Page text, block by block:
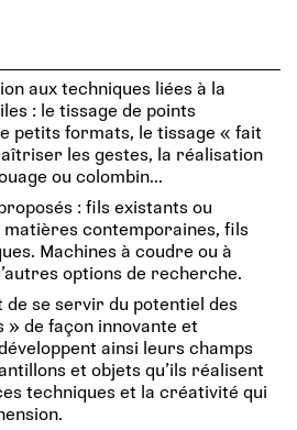
aux techniques liées à la
: le tissage de points
petits formats, le tissage « fait
les gestes, la réalisation
ou colombin...
: fils existants ou
contemporaines, fils
Machines à coudre ou à
options de recherche.
de se servir du potentiel des
de façon innovante et
ainsi leurs champs
et objets qu’ils réalisent
techniques et la créativité qui